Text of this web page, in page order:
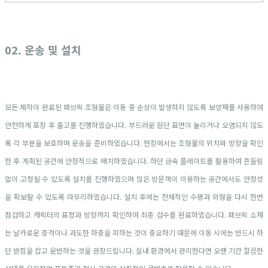
02. 운송 및 설치
모든 제작이 완료된 패브릭 조형물은 이동 중 손상이 발생하지 않도록 보양재를 사용하여
안전하게 포장 후 출고를 진행하였습니다. 부드러운 원단 표면이 눌리거나 오염되지 않도
록 각 부분을 보호하며 운송을 준비하였습니다. 현장에서는 조형물의 위치와 방향을 확인
한 후 계획된 공간에 안정적으로 배치하였습니다. 하단 금속 플레이트를 활용하여 흔들림
없이 고정될 수 있도록 설치를 진행하였으며 많은 방문객이 이용하는 공간에서도 안정성
을 확보할 수 있도록 마무리하였습니다. 설치 후에는 전체적인 수평과 외형을 다시 한번
점검하고 캐릭터의 표정과 방향까지 확인하여 최종 검수를 완료하였습니다. 패브릭 소재
는 날카로운 충격이나 과도한 하중을 피하는 것이 중요하기 때문에 이동 시에는 반드시 하
단 받침을 잡고 운반하는 것을 권장드립니다. 실내 환경에서 관리한다면 오랜 기간 깔끔한